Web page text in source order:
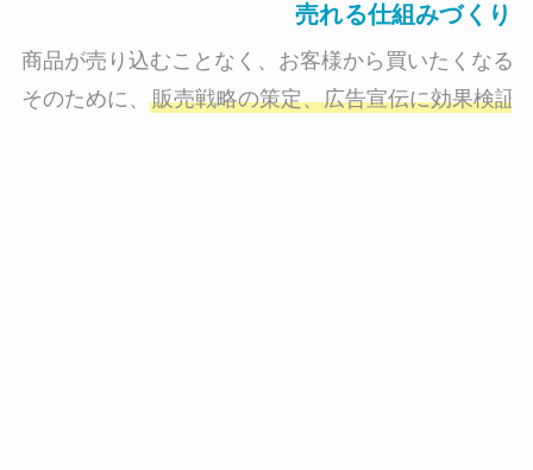
売れる仕組みづくり
商品が売り込むことなく、お客様から買いたくなる
そのために、 販売戦略の策定、広告宣伝に効果検証